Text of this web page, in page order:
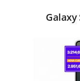
Galaxy